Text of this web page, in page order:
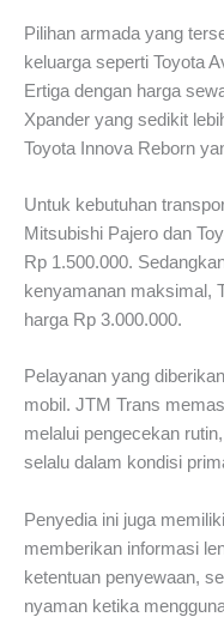
Pilihan armada yang
keluarga seperti Toyota
Ertiga dengan harga
Xpander yang sedikit
Toyota Innova Reborn
Untuk kebutuhan
Mitsubishi Pajero dan
Rp 1.500.000.
kenyamanan maksimal,
harga Rp 3.000.000.
Pelayanan yang
mobil. JTM Trans
melalui pengecekan
selalu dalam kondisi
Penyedia ini juga
memberikan informasi
ketentuan penyewaan,
nyaman ketika